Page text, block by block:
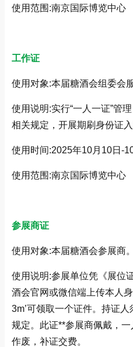
使用范围:南京国际博览中心
工作证
使用对象:本届糖酒会组委会
使用说明:实行“一人一证”管
相关规定，开展期刷身份证入
使用时间:2025年10月10日-
使用范围:南京国际博览中心
参展商证
使用对象:本届糖酒会参展商。
使用说明:参展单位凭《展位
酒会官网或微信端上传本人
3m’可领取一个证件。持证
规定。此证**参展商佩戴，
作废，补证交费。